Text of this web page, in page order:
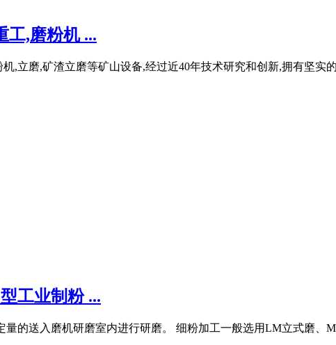
工,磨粉机 ...
,立磨,矿渣立磨等矿山设备,经过近40年技术研究和创新,拥有坚实
工业制粉 ...
的送入磨机研磨室内进行研磨。 细粉加工一般选用LM立式磨、